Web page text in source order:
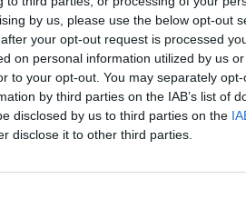
by us, please use the below opt-out
your opt-out request is processed
on personal information utilized by us
to your opt-out. You may separately
by third parties on the IAB’s list of
disclosed by us to third parties on the
disclose it to other third parties.
már bejelentett -
rendeletben kedd este.